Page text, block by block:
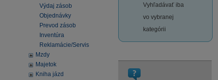
Výdaj zásob
Objednávky
Prevod zásob
Inventúra
Reklamácie/Servis
Mzdy
Majetok
Kniha jázd
Vyhľadávať iba
vo vybranej
kategórii